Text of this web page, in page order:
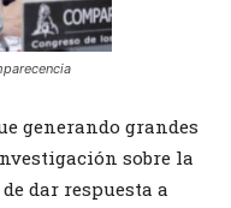
generando grandes
sobre la
dar respuesta a